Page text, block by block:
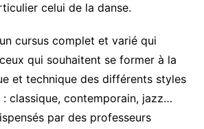
celui de la danse.
cursus complet et varié qui
qui souhaitent se former à la
et technique des différents styles
classique, contemporain, jazz…
par des professeurs